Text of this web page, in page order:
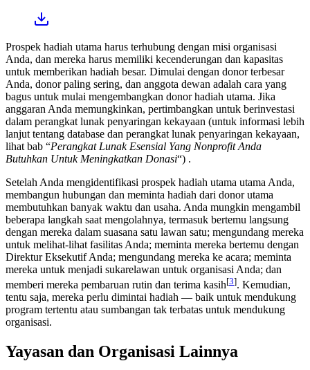
Prospek hadiah utama harus terhubung dengan misi organisasi
Anda, dan mereka harus memiliki kecenderungan dan kapasitas
untuk memberikan hadiah besar. Dimulai dengan donor terbesar
Anda, donor paling sering, dan anggota dewan adalah cara yang
bagus untuk mulai mengembangkan donor hadiah utama. Jika
anggaran Anda memungkinkan, pertimbangkan untuk berinvestasi
dalam perangkat lunak penyaringan kekayaan (untuk informasi lebih
lanjut tentang database dan perangkat lunak penyaringan kekayaan,
lihat bab “Perangkat Lunak Esensial Yang Nonprofit Anda
Butuhkan Untuk Meningkatkan Donasi“) .
Setelah Anda mengidentifikasi prospek hadiah utama utama Anda,
membangun hubungan dan meminta hadiah dari donor utama
membutuhkan banyak waktu dan usaha. Anda mungkin mengambil
beberapa langkah saat mengolahnya, termasuk bertemu langsung
dengan mereka dalam suasana satu lawan satu; mengundang mereka
untuk melihat-lihat fasilitas Anda; meminta mereka bertemu dengan
Direktur Eksekutif Anda; mengundang mereka ke acara; meminta
mereka untuk menjadi sukarelawan untuk organisasi Anda; dan
memberi mereka pembaruan rutin dan terima kasih[3]. Kemudian,
tentu saja, mereka perlu dimintai hadiah — baik untuk mendukung
program tertentu atau sumbangan tak terbatas untuk mendukung
organisasi.
Yayasan dan Organisasi Lainnya